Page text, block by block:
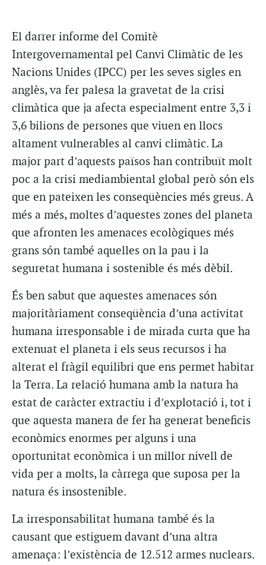
El darrer informe del Comitè
Intergovernamental pel Canvi Climàtic de les
Nacions Unides (IPCC) per les seves sigles en
anglès, va fer palesa la gravetat de la crisi
climàtica que ja afecta especialment entre 3,3 i
3,6 bilions de persones que viuen en llocs
altament vulnerables al canvi climàtic. La
major part d’aquests països han contribuït molt
poc a la crisi mediambiental global però són els
que en pateixen les conseqüències més greus. A
més a més, moltes d’aquestes zones del planeta
que afronten les amenaces ecològiques més
grans són també aquelles on la pau i la
seguretat humana i sostenible és més dèbil.
És ben sabut que aquestes amenaces són
majoritàriament conseqüència d’una activitat
humana irresponsable i de mirada curta que ha
extenuat el planeta i els seus recursos i ha
alterat el fràgil equilibri que ens permet habitar
la Terra. La relació humana amb la natura ha
estat de caràcter extractiu i d’explotació i, tot i
que aquesta manera de fer ha generat beneficis
econòmics enormes per alguns i una
oportunitat econòmica i un millor nivell de
vida per a molts, la càrrega que suposa per la
natura és insostenible.
La irresponsabilitat humana també és la
causant que estiguem davant d’una altra
amenaça: l’existència de 12.512 armes nuclears.